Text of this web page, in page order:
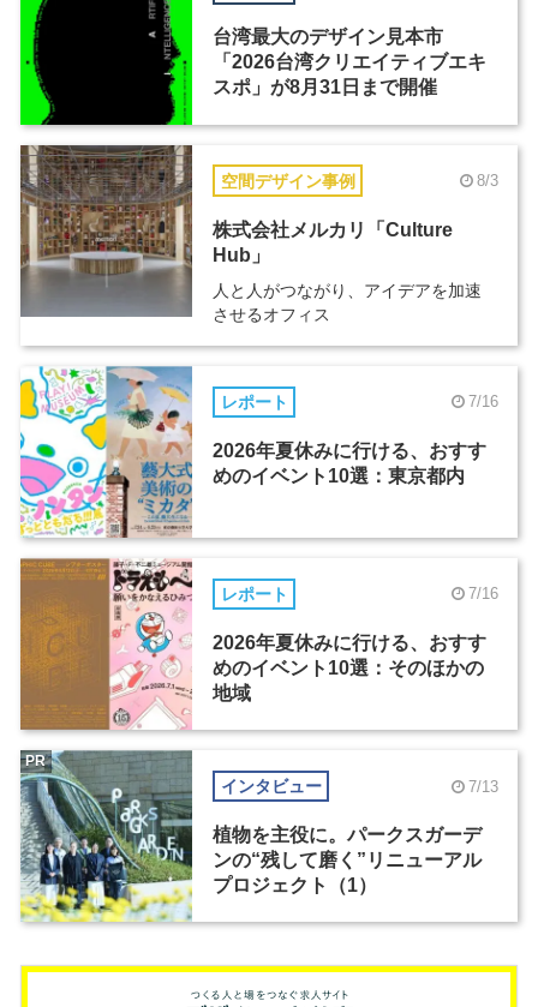
台湾最大のデザイン見本市
「2026台湾クリエイティブエキ
スポ」が8月31日まで開催
空間デザイン事例 8/3
株式会社メルカリ「Culture
Hub」
人と人がつながり、アイデアを加速
させるオフィス
レポート 7/16
2026年夏休みに行ける、おすす
めのイベント10選：東京都内
レポート 7/16
2026年夏休みに行ける、おすす
めのイベント10選：そのほかの
地域
インタビュー 7/13
植物を主役に。パークスガーデ
ンの“残して磨く”リニューアル
プロジェクト（1）
PR